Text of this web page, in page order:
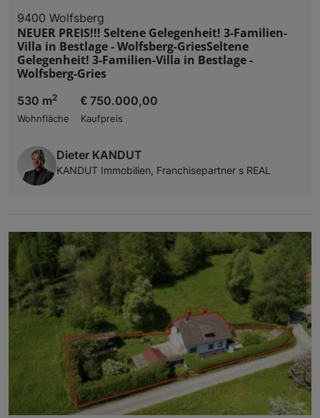
9400 Wolfsberg
NEUER PREIS!!! Seltene Gelegenheit! 3-Familien-
Villa in Bestlage - Wolfsberg-GriesSeltene
Gelegenheit! 3-Familien-Villa in Bestlage -
Wolfsberg-Gries
530 m2
Wohnfläche
€ 750.000,00
Kaufpreis
Dieter KANDUT
KANDUT Immobilien, Franchisepartner s REAL